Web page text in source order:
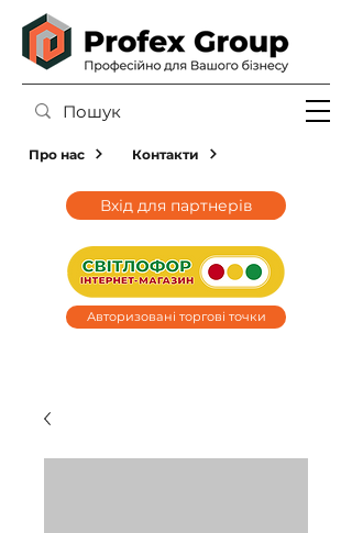
Про нас Контакти
Вхід для партнерів
Авторизовані торгові точки